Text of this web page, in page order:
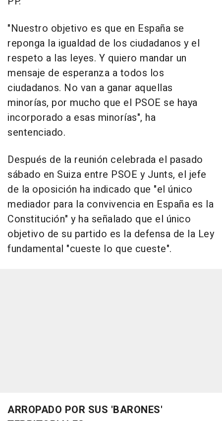
"Nuestro objetivo es que en España se
reponga la igualdad de los ciudadanos y el
respeto a las leyes. Y quiero mandar un
mensaje de esperanza a todos los
ciudadanos. No van a ganar aquellas
minorías, por mucho que el PSOE se haya
incorporado a esas minorías", ha
sentenciado.
Después de la reunión celebrada el pasado
sábado en Suiza entre PSOE y Junts, el jefe
de la oposición ha indicado que "el único
mediador para la convivencia en España es la
Constitución" y ha señalado que el único
objetivo de su partido es la defensa de la Ley
fundamental "cueste lo que cueste".
ARROPADO POR SUS 'BARONES'